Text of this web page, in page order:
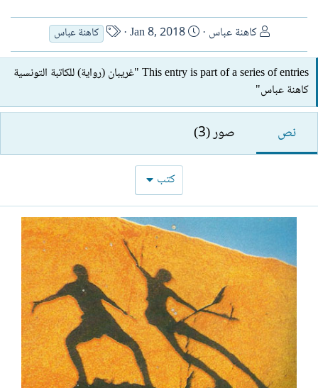
ا
ل
ك
ا
ب
كاهنة عباس
ت
ا
ر
ي
ا
إ
ن
ا
ء
Jan 8, 2018
ا
س
م
ا
ك
ت
كاهنة عباس
This entry is part of a series of entries "غريبان (رواية) للكاتبة التونسية
كاهنة عباس"
نص صور (3)
كتب